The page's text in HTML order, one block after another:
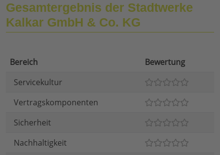
Gesamtergebnis der Stadtwerke
Kalkar GmbH & Co. KG
Bereich
Bewertung
Servicekultur
Vertragskomponenten
Sicherheit
Nachhaltigkeit